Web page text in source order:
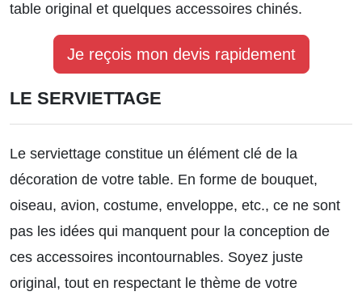
table original et quelques accessoires chinés.
Je reçois mon devis rapidement
LE SERVIETTAGE
Le serviettage constitue un élément clé de la
décoration de votre table. En forme de bouquet,
oiseau, avion, costume, enveloppe, etc., ce ne sont
pas les idées qui manquent pour la conception de
ces accessoires incontournables. Soyez juste
original, tout en respectant le thème de votre